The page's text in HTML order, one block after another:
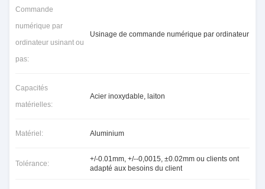
Commande
numérique par
ordinateur usinant ou
pas:
Usinage de commande numérique par ordinateur
Capacités
matérielles:
Acier inoxydable, laiton
Matériel: Aluminium
Tolérance:
+/-0.01mm, +/--0,0015, ±0.02mm ou clients ont
adapté aux besoins du client